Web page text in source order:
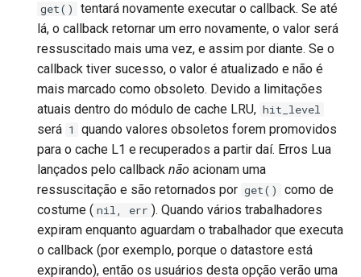
get()
tentará novamente executar o callback. Se até
lá, o callback retornar um erro novamente, o valor será
ressuscitado mais uma vez, e assim por diante. Se o
callback tiver sucesso, o valor é atualizado e não é
mais marcado como obsoleto. Devido a limitações
atuais dentro do módulo de cache LRU, hit_level
será 1
quando valores obsoletos forem promovidos
para o cache L1 e recuperados a partir daí. Erros Lua
lançados pelo callback não acionam uma
ressuscitação e são retornados por get()
como de
costume ( nil, err ). Quando vários trabalhadores
expiram enquanto aguardam o trabalhador que executa
o callback (por exemplo, porque o datastore está
expirando), então os usuários desta opção verão uma